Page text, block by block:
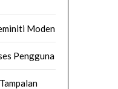
Moden
Pengguna